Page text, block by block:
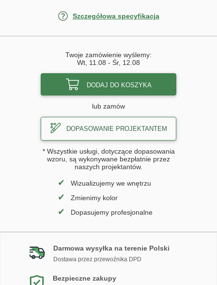
Szczegółowa specyfikacja
Twoje zamówienie wyślemy:
Wt, 11.08 - Śr, 12.08
DODAJ DO KOSZYKA
lub zamów
DOPASOWANIE PROJEKTANTEM
* Wszystkie usługi, dotyczące dopasowania
wzoru, są wykonywane bezpłatnie przez
naszych projektantów.
✔ Wizualizujemy we wnętrzu
✔ Zmienimy kolor
✔ Dopasujemy profesjonalne
Darmowa wysyłka na terenie Polski
Dostawa przez przewoźnika DPD
Bezpieczne zakupy